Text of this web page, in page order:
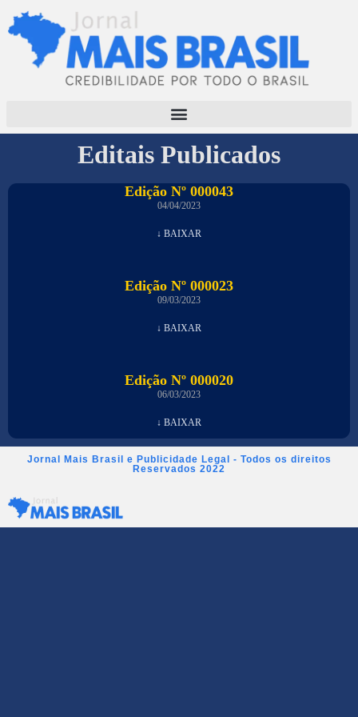
Editais Publicados
Edição Nº 000043
04/04/2023
↓ BAIXAR
Edição Nº 000023
09/03/2023
↓ BAIXAR
Edição Nº 000020
06/03/2023
↓ BAIXAR
Jornal Mais Brasil e Publicidade Legal - Todos os direitos
Reservados 2022